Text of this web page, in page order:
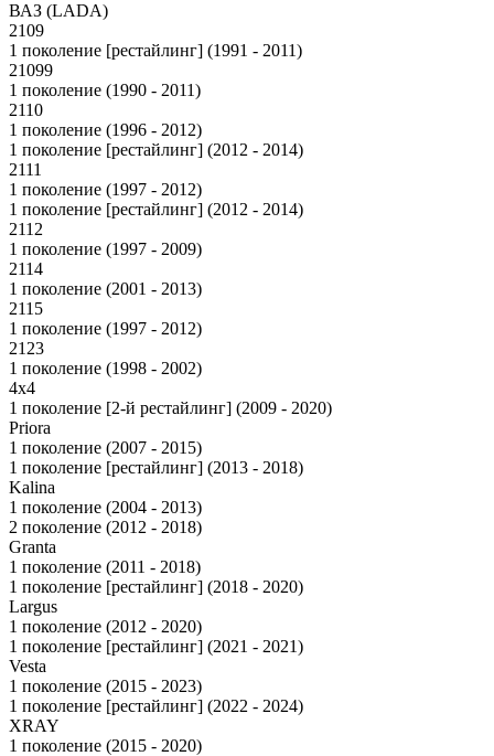
ВАЗ (LADA)
2109
1 поколение [рестайлинг] (1991 - 2011)
21099
1 поколение (1990 - 2011)
2110
1 поколение (1996 - 2012)
1 поколение [рестайлинг] (2012 - 2014)
2111
1 поколение (1997 - 2012)
1 поколение [рестайлинг] (2012 - 2014)
2112
1 поколение (1997 - 2009)
2114
1 поколение (2001 - 2013)
2115
1 поколение (1997 - 2012)
2123
1 поколение (1998 - 2002)
4x4
1 поколение [2-й рестайлинг] (2009 - 2020)
Priora
1 поколение (2007 - 2015)
1 поколение [рестайлинг] (2013 - 2018)
Kalina
1 поколение (2004 - 2013)
2 поколение (2012 - 2018)
Granta
1 поколение (2011 - 2018)
1 поколение [рестайлинг] (2018 - 2020)
Largus
1 поколение (2012 - 2020)
1 поколение [рестайлинг] (2021 - 2021)
Vesta
1 поколение (2015 - 2023)
1 поколение [рестайлинг] (2022 - 2024)
XRAY
1 поколение (2015 - 2020)